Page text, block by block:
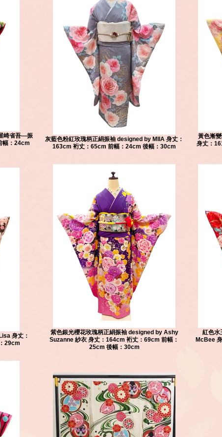
崎省吾—振
幅：24cm
灰藍色粉紅玫瑰柄正絹振袖 designed by MIIA 身丈：
163cm 裄丈：65cm 前幅：24cm 後幅：30cm
黃色漸
身丈：
身丈：
29cm
紫色銀光櫻花玫瑰柄正絹振袖 designed by Ashy
Suzanne 紗衣 身丈：164cm 裄丈：69cm 前幅：
25cm 後幅：30cm
紅色水
McBee